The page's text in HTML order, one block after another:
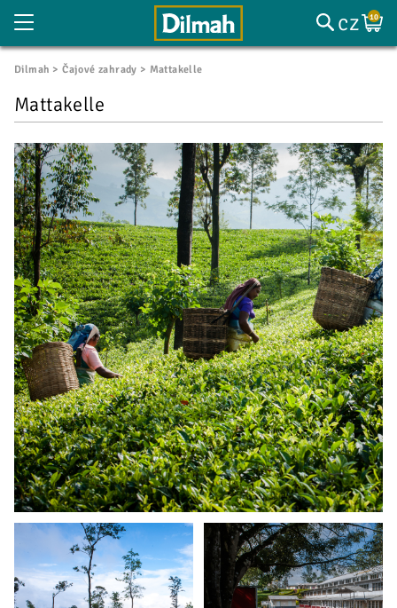
cz 10
Dilmah Čajové zahrady Mattakelle
Mattakelle